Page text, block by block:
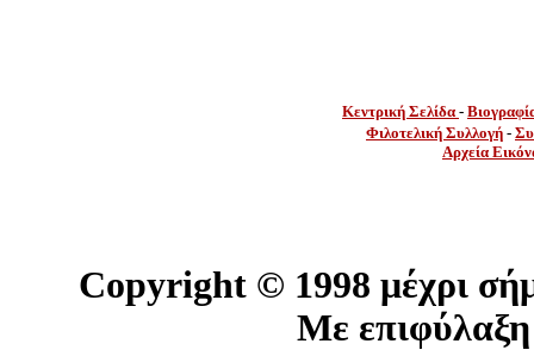
Κεντρική Σελίδα -
Φιλοτελική Συλλογή -
Αρχεία
Copyright © 1998 μέχρι
Με επιφύλαξη